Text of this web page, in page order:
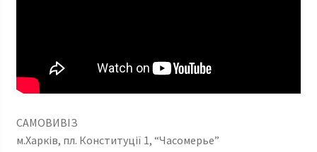
САМОВИВІЗ
м.Харків, пл. Конституції 1, “Часомерье”